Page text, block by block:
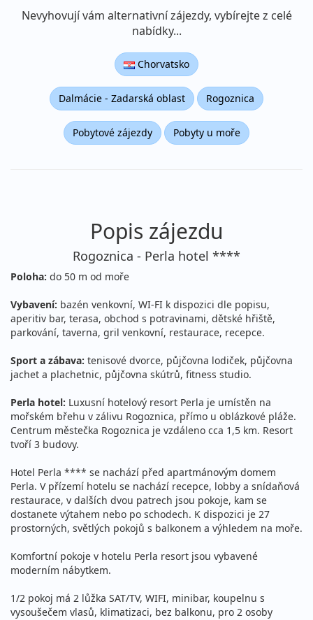
Nevyhovují vám alternativní zájezdy, vybírejte z celé
nabídky...
Chorvatsko
Dalmácie - Zadarská oblast Rogoznica
Pobytové zájezdy Pobyty u moře
Popis zájezdu
Rogoznica - Perla hotel ****
Poloha: do 50 m od moře
Vybavení: bazén venkovní, WI-FI k dispozici dle popisu,
aperitiv bar, terasa, obchod s potravinami, dětské hřiště,
parkování, taverna, gril venkovní, restaurace, recepce.
Sport a zábava: tenisové dvorce, půjčovna lodiček, půjčovna
jachet a plachetnic, půjčovna skútrů, fitness studio.
Perla hotel: Luxusní hotelový resort Perla je umístěn na
mořském břehu v zálivu Rogoznica, přímo u oblázkové pláže.
Centrum městečka Rogoznica je vzdáleno cca 1,5 km. Resort
tvoří 3 budovy.
Hotel Perla **** se nachází před apartmánovým domem
Perla. V přízemí hotelu se nachází recepce, lobby a snídaňová
restaurace, v dalších dvou patrech jsou pokoje, kam se
dostanete výtahem nebo po schodech. K dispozici je 27
prostorných, světlých pokojů s balkonem a výhledem na moře.
Komfortní pokoje v hotelu Perla resort jsou vybavené
moderním nábytkem.
1/2 pokoj má 2 lůžka SAT/TV, WIFI, minibar, koupelnu s
vysoušečem vlasů, klimatizaci, bez balkonu, pro 2 osoby